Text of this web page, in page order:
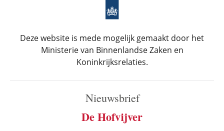
Deze website is mede mogelijk gemaakt door het
Ministerie van Binnenlandse Zaken en
Koninkrijksrelaties.
Nieuwsbrief
De Hofvijver